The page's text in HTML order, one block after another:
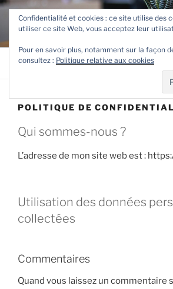
Aller
contenu
principal
TETEVE.FR
Le site de Teteve
Menu
POLITIQUE DE
Qui sommes-nous ?
L’adresse de mon site web est :
Utilisation des données
collectées
Commentaires
Quand vous laissez un commentaire
Confidentialité et cookies : ce site utilise des
utiliser ce site Web, vous acceptez leur
Pour en savoir plus, notamment sur la façon
consultez : Politique relative aux cookies